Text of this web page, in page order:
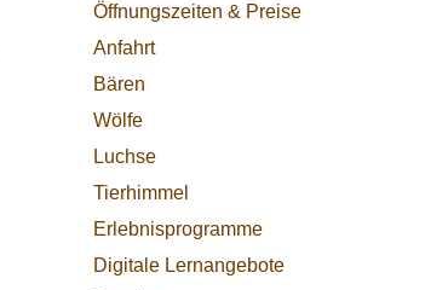
Öffnungszeiten & Preise
Anfahrt
Bären
Wölfe
Luchse
Tierhimmel
Erlebnisprogramme
Digitale Lernangebote